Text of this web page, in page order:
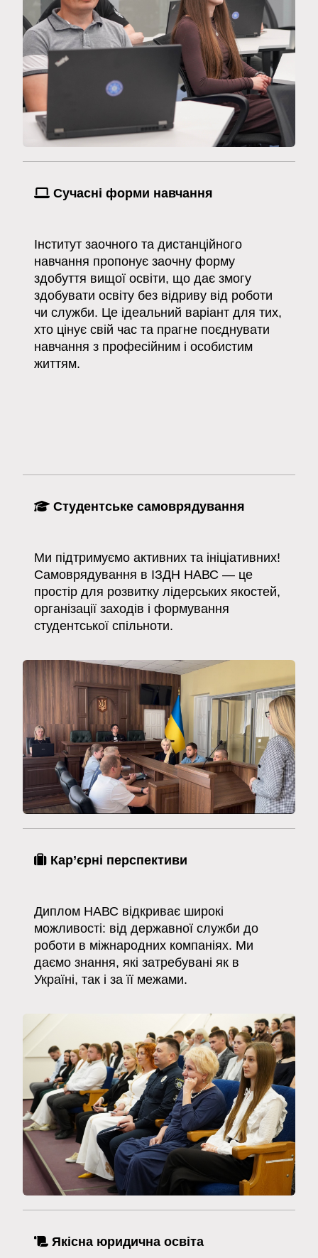
Сучасні форми навчання
Інститут заочного та дистанційного
навчання пропонує заочну форму
здобуття вищої освіти, що дає змогу
здобувати освіту без відриву від роботи
чи служби. Це ідеальний варіант для тих,
хто цінує свій час та прагне поєднувати
навчання з професійним і особистим
життям.
Студентське самоврядування
Ми підтримуємо активних та ініціативних!
Самоврядування в ІЗДН НАВС — це
простір для розвитку лідерських якостей,
організації заходів і формування
студентської спільноти.
Кар’єрні перспективи
Диплом НАВС відкриває широкі
можливості: від державної служби до
роботи в міжнародних компаніях. Ми
даємо знання, які затребувані як в
Україні, так і за її межами.
Якісна юридична освіта